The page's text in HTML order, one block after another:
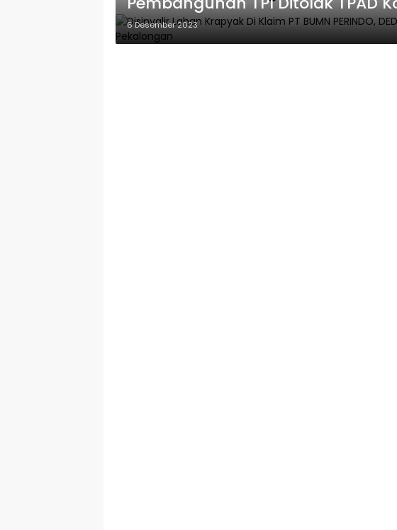
6 Desember 2023